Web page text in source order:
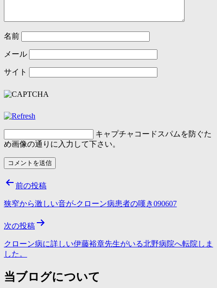
名前
メール
サイト
キャプチャコード スパムを防ぐた
め画像の通りに入力して下さい。
投
稿
ビ
ゲ
ー
シ
前の投稿
狭窄から激しい音が-クローン病患者の嘆き090607
次の投稿
クローン病に詳しい伊藤裕章先生がいる北野病院へ転院しま
した。
当ブログについて